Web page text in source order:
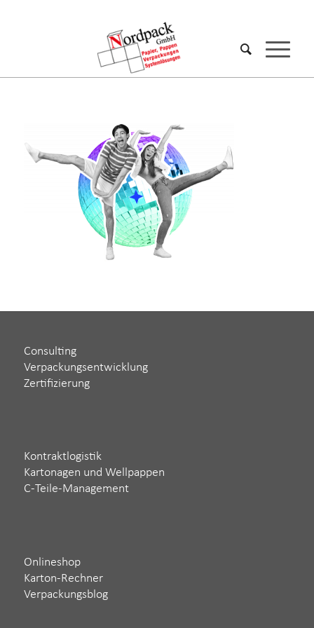
Consulting
Verpackungsentwicklung
Zertifizierung
Kontraktlogistik
Kartonagen und Wellpappen
C-Teile-Management
Onlineshop
Karton-Rechner
Verpackungsblog